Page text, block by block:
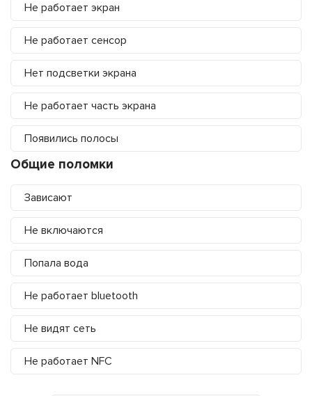
Не работает экран
Не работает сенсор
Нет подсветки экрана
Не работает часть экрана
Появились полосы
Общие поломки
Зависают
Не включаются
Попала вода
Не работает bluetooth
Не видят сеть
Не работает NFC